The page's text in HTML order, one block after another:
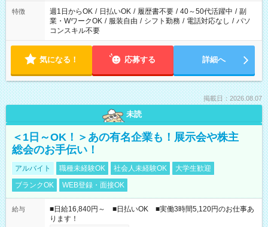
特徴 週1日からOK / 日払いOK / 履歴書不要 / 40～50代活躍中 / 副
業・WワークOK / 服装自由 / シフト勤務 / 電話対応なし / パソ
コンスキル不要
気になる！ 応募する 詳細へ
掲載日：2026.08.07
未読
＜1日～OK！＞あの有名企業も！展示会や株主
総会のお手伝い！
アルバイト 職種未経験OK 社会人未経験OK
大学生歓迎
ブランクOK
WEB登録・面接OK
給与
■日給16,840円～ ■日払いOK ■実働3時間5,120円のお仕事あ
ります！